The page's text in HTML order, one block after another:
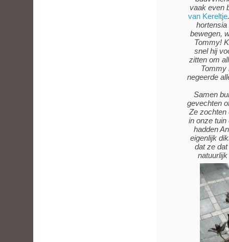
vaak even
van Kereltje
bewegen,
Tommy!
snel hij
zitten om
Tommy
negeerde
Samen
gevechten
Ze zochten
in onze tuin
hadden
eigenlijk
dat ze